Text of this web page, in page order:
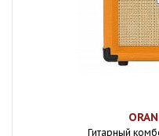
Гитарный